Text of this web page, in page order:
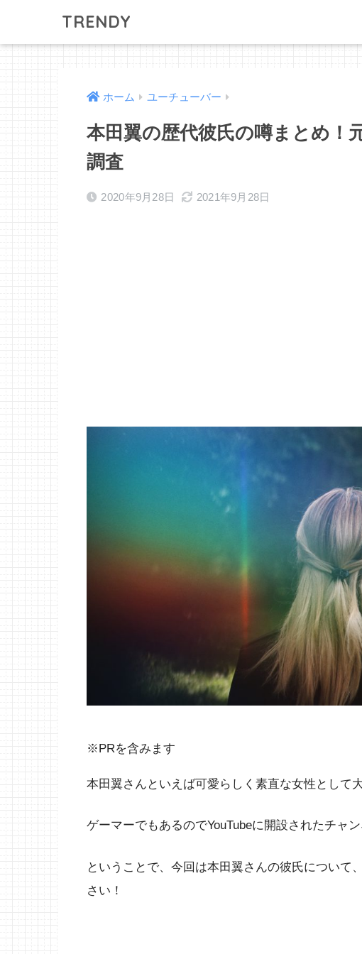
TRENDY
ホーム ユーチューバー
本田翼の歴代彼氏の噂まとめ！
調査
2020年9月28日 2021年9月28日
※PRを含みます
本田翼さんといえば可愛らしく素直な女性として
ゲーマーでもあるのでYouTubeに開設されたチャ
ということで、今回は本田翼さんの彼氏について
さい！